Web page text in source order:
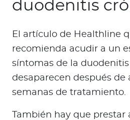
duodenitis
El artículo de Healthline
recomienda acudir a un
síntomas de la
desaparecen después de
semanas de tratamiento.
También hay que prestar